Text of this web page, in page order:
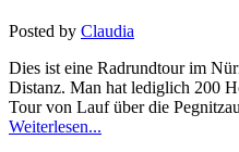
Posted by Claudia
Dies ist eine Radrundtour im
Distanz. Man hat lediglich 200
Tour von Lauf über die
Weiterlesen...